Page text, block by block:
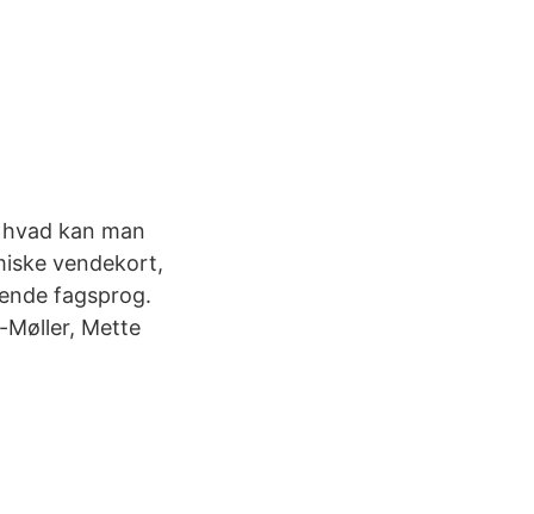
kan man
vendekort,
fagsprog.
Møller, Mette